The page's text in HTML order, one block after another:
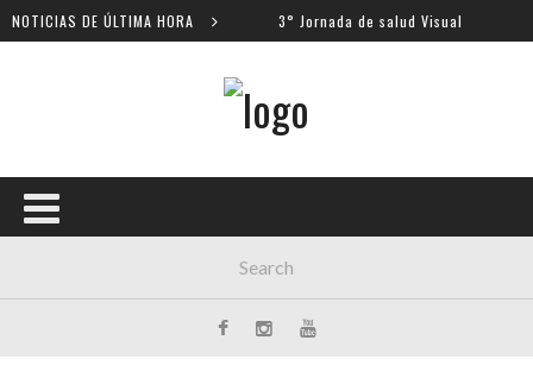
NOTICIAS DE ÚLTIMA HORA
escolares 3° Jornada de salud Visual